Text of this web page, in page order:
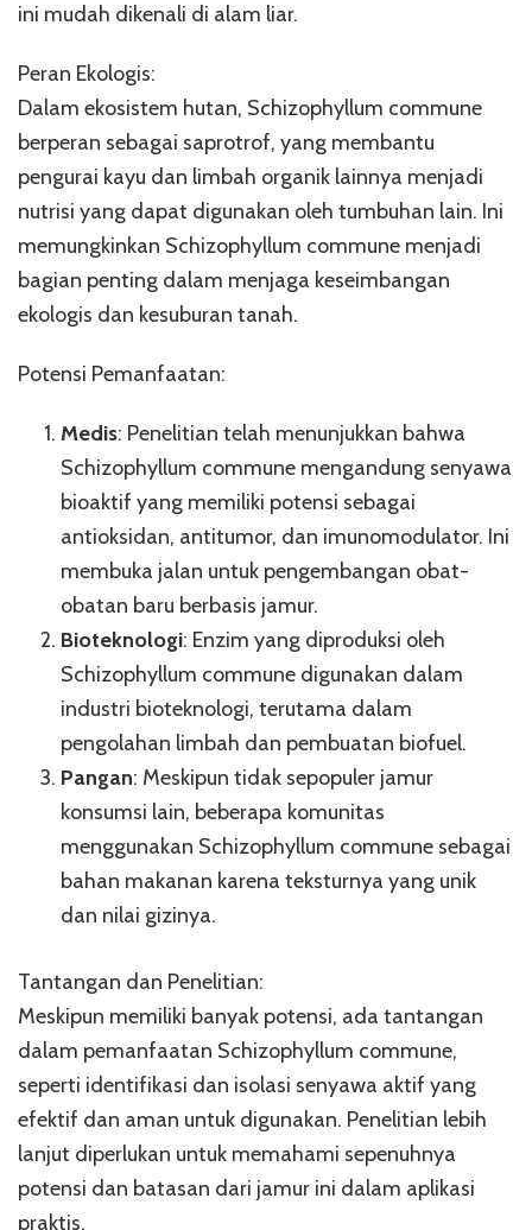
ini mudah dikenali di alam liar.
Peran Ekologis:
Dalam ekosistem hutan, Schizophyllum commune
berperan sebagai saprotrof, yang membantu
pengurai kayu dan limbah organik lainnya menjadi
nutrisi yang dapat digunakan oleh tumbuhan lain. Ini
memungkinkan Schizophyllum commune menjadi
bagian penting dalam menjaga keseimbangan
ekologis dan kesuburan tanah.
Potensi Pemanfaatan:
Medis: Penelitian telah menunjukkan bahwa
Schizophyllum commune mengandung senyawa
bioaktif yang memiliki potensi sebagai
antioksidan, antitumor, dan imunomodulator. Ini
membuka jalan untuk pengembangan obat-
obatan baru berbasis jamur.
Bioteknologi: Enzim yang diproduksi oleh
Schizophyllum commune digunakan dalam
industri bioteknologi, terutama dalam
pengolahan limbah dan pembuatan biofuel.
Pangan: Meskipun tidak sepopuler jamur
konsumsi lain, beberapa komunitas
menggunakan Schizophyllum commune sebagai
bahan makanan karena teksturnya yang unik
dan nilai gizinya.
Tantangan dan Penelitian:
Meskipun memiliki banyak potensi, ada tantangan
dalam pemanfaatan Schizophyllum commune,
seperti identifikasi dan isolasi senyawa aktif yang
efektif dan aman untuk digunakan. Penelitian lebih
lanjut diperlukan untuk memahami sepenuhnya
potensi dan batasan dari jamur ini dalam aplikasi
praktis.